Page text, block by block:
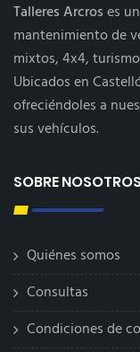
Talleres Arcroses
mantenimiento de
mixtos, 4x4,
Ubicados en
ofreciéndoles a
sus vehículos.
SOBRE NOSOTROS
Quiénes somos
Consultas
Condiciones de